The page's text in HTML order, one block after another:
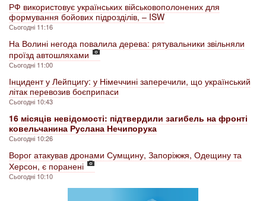
РФ використовує українських військовополонених для
формування бойових підрозділів, – ISW
Сьогодні 11:16
На Волині негода повалила дерева: рятувальники звільняли
проїзд автошляхами
Сьогодні 11:00
Інцидент у Лейпцигу: у Німеччині заперечили, що український
літак перевозив боєприпаси
Сьогодні 10:43
16 місяців невідомості: підтвердили загибель на фронті
ковельчанина Руслана Нечипорука
Сьогодні 10:26
Ворог атакував дронами Сумщину, Запоріжжя, Одещину та
Херсон, є поранені
Сьогодні 10:10